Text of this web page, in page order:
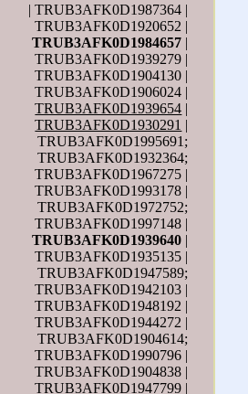
| TRUB3AFK0D1987364 |
TRUB3AFK0D1920652 |
TRUB3AFK0D1984657 |
TRUB3AFK0D1939279 |
TRUB3AFK0D1904130 |
TRUB3AFK0D1906024 |
TRUB3AFK0D1939654 |
TRUB3AFK0D1930291 |
TRUB3AFK0D1995691;
TRUB3AFK0D1932364;
TRUB3AFK0D1967275 |
TRUB3AFK0D1993178 |
TRUB3AFK0D1972752;
TRUB3AFK0D1997148 |
TRUB3AFK0D1939640 |
TRUB3AFK0D1935135 |
TRUB3AFK0D1947589;
TRUB3AFK0D1942103 |
TRUB3AFK0D1948192 |
TRUB3AFK0D1944272 |
TRUB3AFK0D1904614;
TRUB3AFK0D1990796 |
TRUB3AFK0D1904838 |
TRUB3AFK0D1947799 |